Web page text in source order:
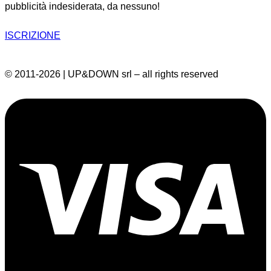
pubblicità indesiderata, da nessuno!
ISCRIZIONE
© 2011-2026 | UP&DOWN srl – all rights reserved